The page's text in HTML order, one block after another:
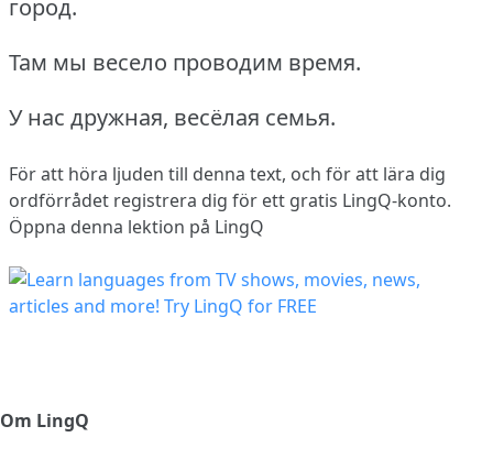
город.
Там мы весело проводим время.
У нас дружная, весёлая семья.
För att höra ljuden till denna text, och för att lära dig
ordförrådet registrera dig för ett gratis LingQ-konto.
Öppna denna lektion på LingQ
Om LingQ